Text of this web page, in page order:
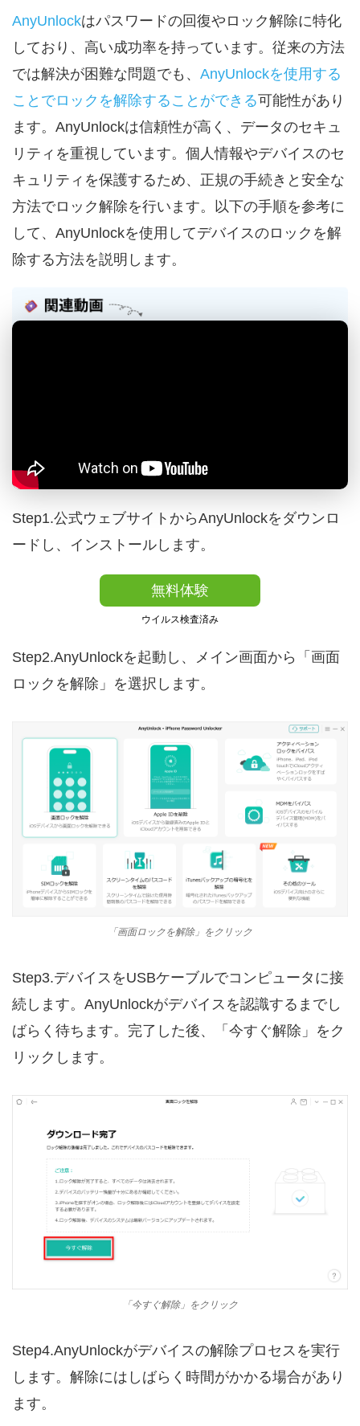
AnyUnlockはパスワードの回復やロック解除に特化
しており、高い成功率を持っています。従来の方法
では解決が困難な問題でも、 AnyUnlockを使用する
ことでロックを解除することができる可能性があり
ます。AnyUnlockは信頼性が高く、データのセキュ
リティを重視しています。個人情報やデバイスのセ
キュリティを保護するため、正規の手続きと安全な
方法でロック解除を行います。以下の手順を参考に
して、AnyUnlockを使用してデバイスのロックを解
除する方法を説明します。
Step1.公式ウェブサイトからAnyUnlockをダウンロ
ードし、インストールします。
無料体験
ウイルス検査済み
Step2.AnyUnlockを起動し、メイン画面から「画面
ロックを解除」を選択します。
「画面ロックを解除」をクリック
Step3.デバイスをUSBケーブルでコンピュータに接
続します。AnyUnlockがデバイスを認識するまでし
ばらく待ちます。完了した後、「今すぐ解除」をク
リックします。
「今すぐ解除」をクリック
Step4.AnyUnlockがデバイスの解除プロセスを実行
します。解除にはしばらく時間がかかる場合があり
ます。